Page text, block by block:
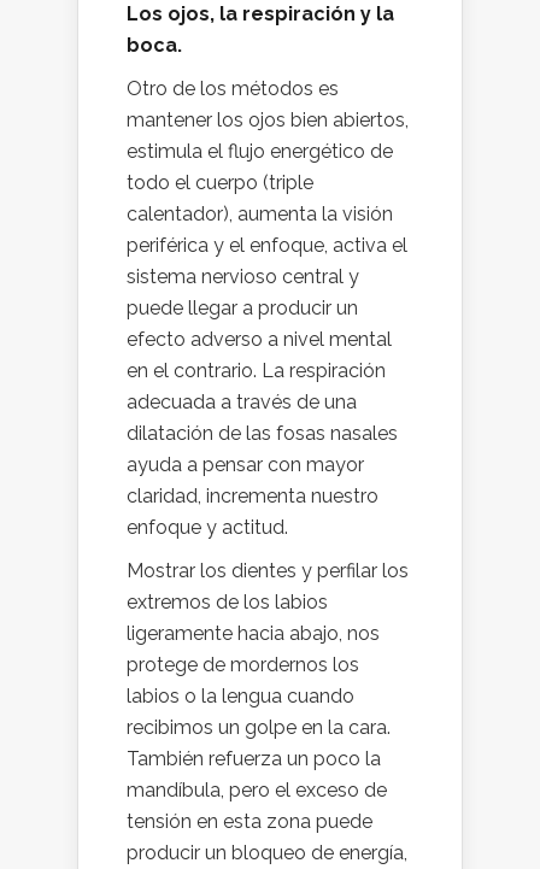
Los ojos, la respiración y la
boca.
Otro de los métodos es
mantener los ojos bien abiertos,
estimula el flujo energético de
todo el cuerpo (triple
calentador), aumenta la visión
periférica y el enfoque, activa el
sistema nervioso central y
puede llegar a producir un
efecto adverso a nivel mental
en el contrario. La respiración
adecuada a través de una
dilatación de las fosas nasales
ayuda a pensar con mayor
claridad, incrementa nuestro
enfoque y actitud.
Mostrar los dientes y perfilar los
extremos de los labios
ligeramente hacia abajo, nos
protege de mordernos los
labios o la lengua cuando
recibimos un golpe en la cara.
También refuerza un poco la
mandíbula, pero el exceso de
tensión en esta zona puede
producir un bloqueo de energía,